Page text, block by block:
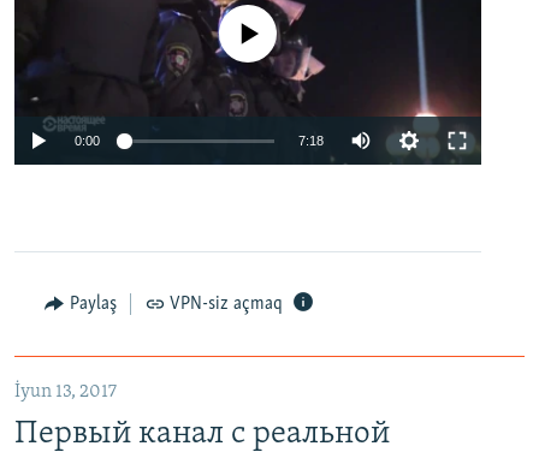
No media source currently available
0:00 7:18
Paylaş VPN-siz açmaq
İyun 13, 2017
Первый канал с реальной